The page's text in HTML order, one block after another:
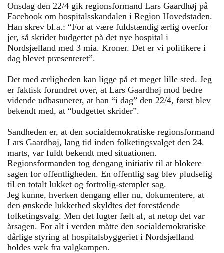
Onsdag den 22/4 gik regionsformand Lars Gaardhøj på
Facebook om hospitalsskandalen i Region Hovedstaden.
Han skrev bl.a.: “For at være fuldstændig ærlig overfor
jer, så skrider budgettet på det nye hospital i
Nordsjælland med 3 mia. Kroner. Det er vi politikere i
dag blevet præsenteret”.
Det med ærligheden kan ligge på et meget lille sted. Jeg
er faktisk forundret over, at Lars Gaardhøj mod bedre
vidende udbasunerer, at han “i dag” den 22/4, først blev
bekendt med, at “budgettet skrider”.
Sandheden er, at den socialdemokratiske regionsformand
Lars Gaardhøj, lang tid inden folketingsvalget den 24.
marts, var fuldt bekendt med situationen.
Regionsformanden tog dengang initiativ til at blokere
sagen for offentligheden. En offentlig sag blev pludselig
til en totalt lukket og fortrolig-stemplet sag.
Jeg kunne, hverken dengang eller nu, dokumentere, at
den ønskede lukkethed skyldtes det forestående
folketingsvalg. Men det lugter fælt af, at netop det var
årsagen. For alt i verden måtte den socialdemokratiske
dårlige styring af hospitalsbyggeriet i Nordsjælland
holdes væk fra valgkampen.